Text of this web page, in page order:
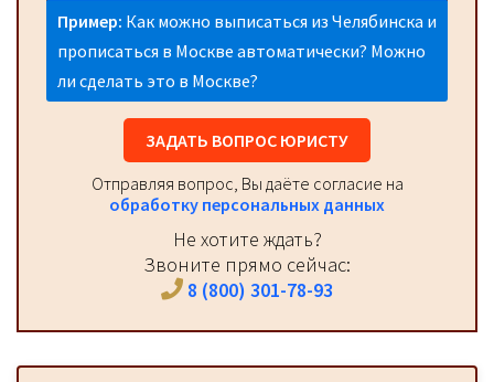
Пример: Как можно выписаться из Челябинска и
прописаться в Москве автоматически? Можно
ли сделать это в Москве?
ЗАДАТЬ ВОПРОС ЮРИСТУ
Отправляя вопрос, Вы даёте согласие на
обработку персональных данных
Не хотите ждать?
Звоните прямо сейчас:
8 (800) 301-78-93